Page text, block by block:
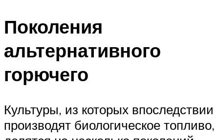
Поколения
альтернативного
горючего
Культуры, из которых впоследствии
производят биологическое топливо,